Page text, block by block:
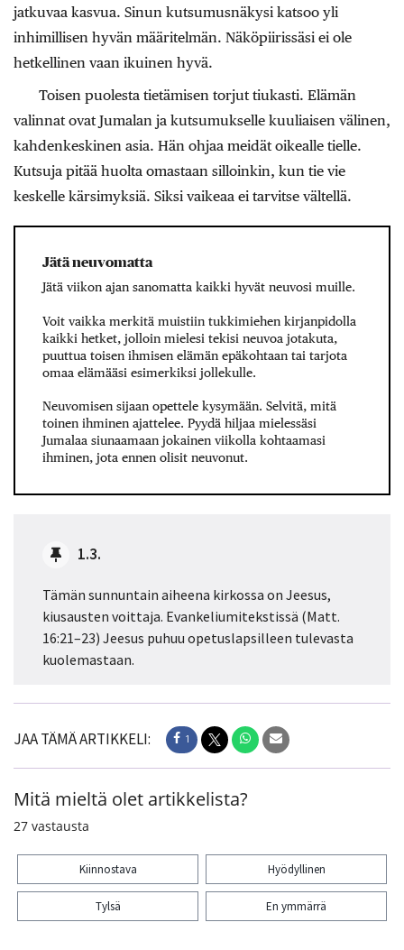
jatkuvaa kasvua. Sinun kutsumusnäkysi katsoo yli
inhimillisen hyvän määritelmän. Näköpiirissäsi ei ole
hetkellinen vaan ikuinen hyvä.
Toisen puolesta tietämisen torjut tiukasti. Elämän
valinnat ovat Jumalan ja kutsumukselle kuuliaisen välinen,
kahdenkeskinen asia. Hän ohjaa meidät oikealle tielle.
Kutsuja pitää huolta omastaan silloinkin, kun tie vie
keskelle kärsimyksiä. Siksi vaikeaa ei tarvitse vältellä.
Jätä neuvomatta
Jätä viikon ajan sanomatta kaikki hyvät neuvosi muille.
Voit vaikka merkitä muistiin tukkimiehen kirjanpidolla
kaikki hetket, jolloin mielesi tekisi neuvoa jotakuta,
puuttua toisen ihmisen elämän epäkohtaan tai tarjota
omaa elämääsi esimerkiksi jollekulle.
Neuvomisen sijaan opettele kysymään. Selvitä, mitä
toinen ihminen ajattelee. Pyydä hiljaa mielessäsi
Jumalaa siunaamaan jokainen viikolla kohtaamasi
ihminen, jota ennen olisit neuvonut.
1.3.
Tämän sunnuntain aiheena kirkossa on Jeesus,
kiusausten voittaja. Evankeliumitekstissä (Matt.
16:21–23) Jeesus puhuu opetuslapsilleen tulevasta
kuolemastaan.
JAA TÄMÄ ARTIKKELI: 1
Mitä mieltä olet artikkelista?
27 vastausta
Kiinnostava Hyödyllinen
Tylsä En ymmärrä